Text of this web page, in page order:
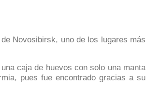
Novosibirsk, uno de los lugares más
caja de huevos con solo una manta
pues fue encontrado gracias a su